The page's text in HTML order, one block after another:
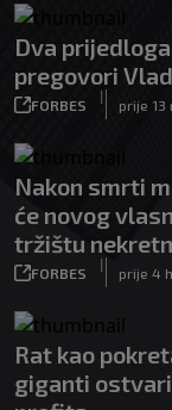
Dva
pregovori
FORBES
|
prije 13
Nakon smrti
će novog
tržištu
FORBES
|
prije 4 h
Rat kao
giganti